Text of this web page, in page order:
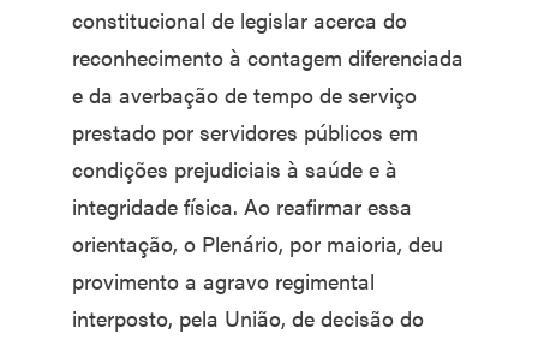
constitucional de legislar acerca do
reconhecimento à contagem diferenciada
e da averbação de tempo de serviço
prestado por servidores públicos em
condições prejudiciais à saúde e à
integridade física. Ao reafirmar essa
orientação, o Plenário, por maioria, deu
provimento a agravo regimental
interposto, pela União, de decisão do